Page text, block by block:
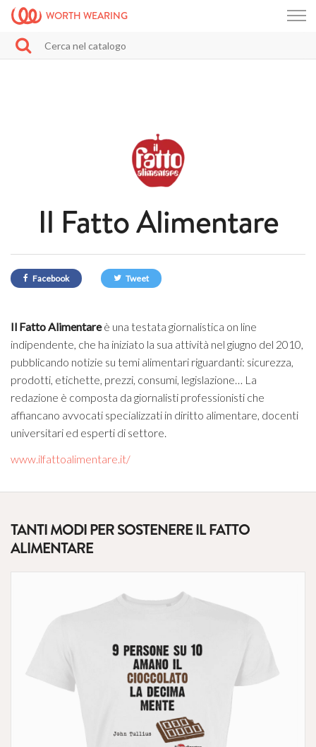
WORTH WEARING
Il Fatto Alimentare
Facebook Tweet
Il Fatto Alimentareè una testata giornalistica on line
indipendente, che ha iniziato la sua attività nel giugno del 2010,
pubblicando notizie su temi alimentari riguardanti: sicurezza,
prodotti, etichette, prezzi, consumi, legislazione… La
redazione è composta da giornalisti professionisti che
affiancano avvocati specializzati in diritto alimentare, docenti
universitari ed esperti di settore.
www.ilfattoalimentare.it/
TANTI MODI PER SOSTENERE IL FATTO
ALIMENTARE